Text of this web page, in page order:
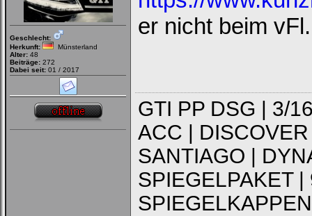
Geschlecht:
Herkunft:
Münsterland
Alter: 48
Beiträge: 272
Dabei seit: 01 / 2017
er nicht beim vFl.
GTI PP DSG | 3/
ACC |
SANTIAGO |
SPIEGELPAKET